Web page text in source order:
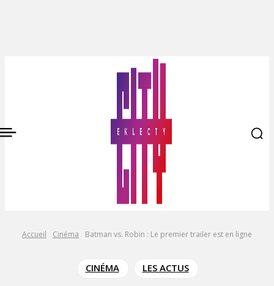
Accueil Cinéma Batman vs. Robin : Le premier trailer est en ligne
CINÉMA LES ACTUS